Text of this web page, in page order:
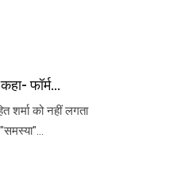
फॉर्म...
शर्मा को नहीं लगता